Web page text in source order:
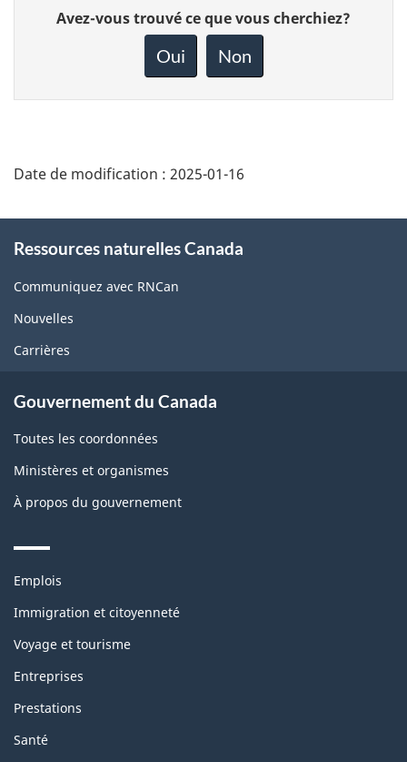
Donnez
votre
page
Avez-vous trouvé ce que vous cherchiez?
Oui Non
Date de modification : 2025-01-16
this
site
Ressources naturelles Canada
Communiquez avec RNCan
Nouvelles
Carrières
Gouvernement du Canada
Toutes les coordonnées
Ministères et organismes
À propos du gouvernement
Themes
topics
Emplois
Immigration et citoyenneté
Voyage et tourisme
Entreprises
Prestations
Santé